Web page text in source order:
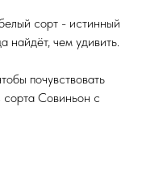
сорт - истинный
найдёт, чем удивить.
почувствовать
сорта Совиньон с